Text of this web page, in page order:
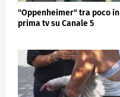
"Oppenheimer" tra poco in
prima tv su Canale 5